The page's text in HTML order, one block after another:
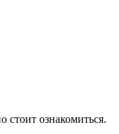
стоит ознакомиться.